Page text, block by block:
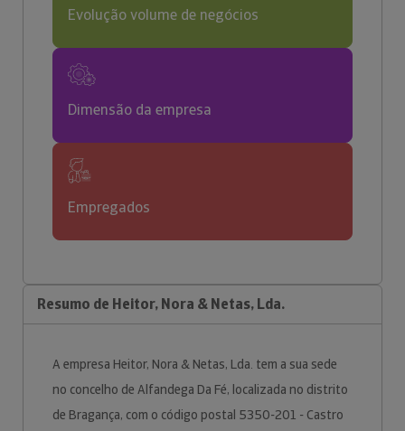
Evolução volume de negócios
Dimensão da empresa
Empregados
Resumo de Heitor, Nora & Netas, Lda.
A empresa Heitor, Nora & Netas, Lda. tem a sua sede
no concelho de Alfandega Da Fé, localizada no distrito
de Bragança, com o código postal 5350-201 - Castro